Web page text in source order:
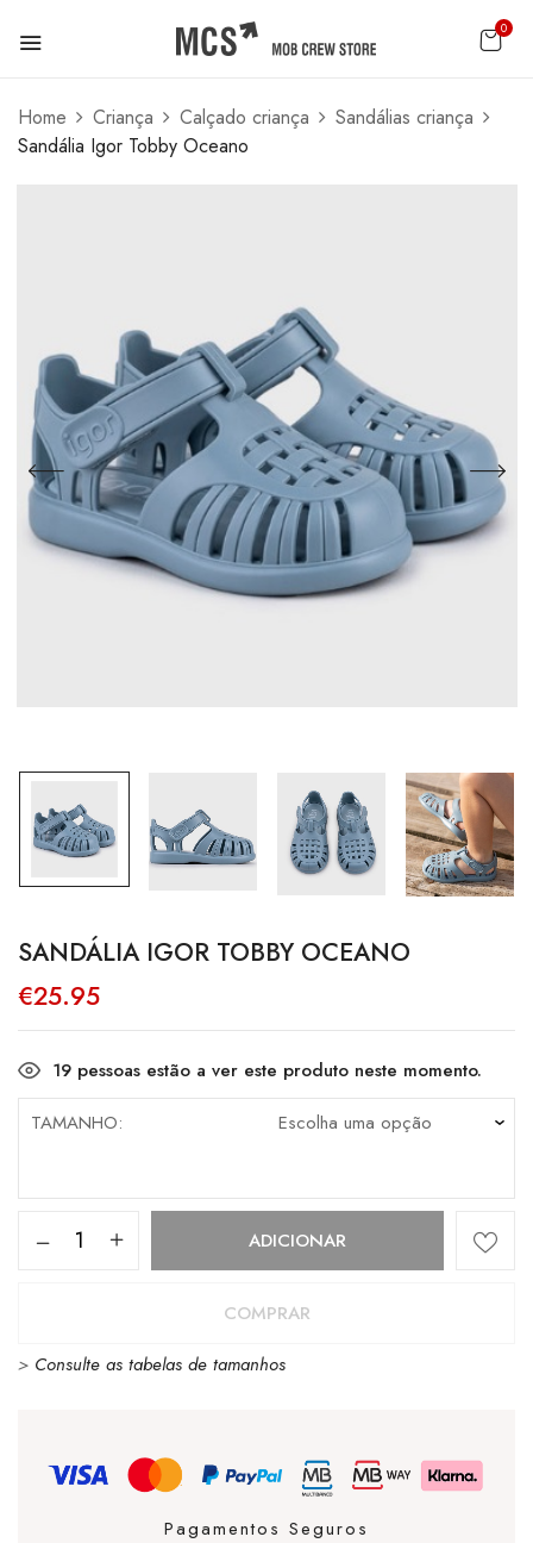
0
Home Criança Calçado criança
Sandálias criança
Sandália Igor Tobby Oceano
SANDÁLIA IGOR TOBBY OCEANO
€25.95
19 pessoas estão a ver este produto neste momento.
TAMANHO
Quantidade
Tobby
ADICIONAR
COMPRAR
> Consulte as tabelas de tamanhos
Pagamentos Seguros